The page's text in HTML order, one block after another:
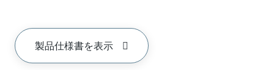
製品仕様書を表示